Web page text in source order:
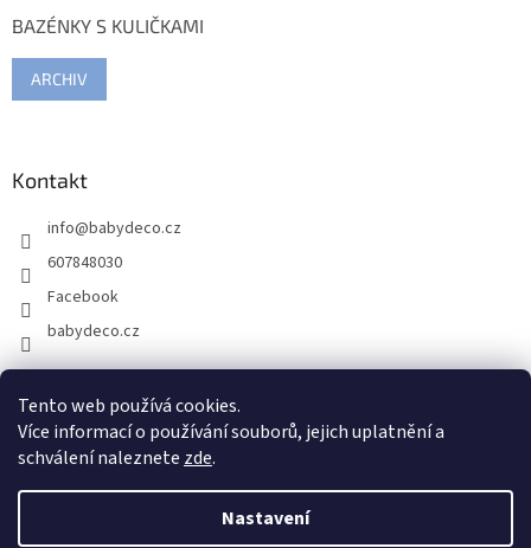
Tento web používá cookies.
Více informací o používání souborů, jejich uplatnění a
schválení naleznete zde.
Nastavení
BAZÉNKY S KULIČKAMI
ARCHIV
Kontakt
info@babydeco.cz
607848030
Facebook
babydeco.cz
Vytvořil Shoptet